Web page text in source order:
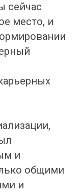
сейчас
место, и
и
общими
и